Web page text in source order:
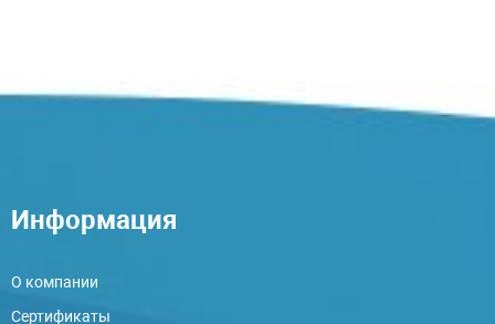
Информация
О компании
Сертификаты